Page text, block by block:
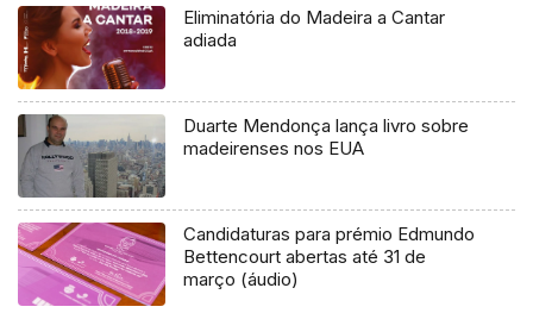
Eliminatória do Madeira a Cantar
adiada
Duarte Mendonça lança livro sobre
madeirenses nos EUA
Candidaturas para prémio Edmundo
Bettencourt abertas até 31 de
março (áudio)